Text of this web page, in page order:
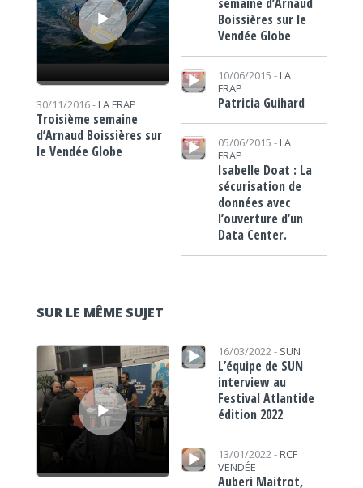
30/11/2016 - LA FRAP
Troisième semaine
d’Arnaud Boissières sur
le Vendée Globe
Boissières sur le
Vendée Globe
Lecteur audio
10/06/2015 - LA
FRAP
Patricia Guihard
Lecteur audio
05/06/2015 - LA
FRAP
Isabelle Doat : La
sécurisation de
données avec
l’ouverture d’un
Data Center.
SUR LE MÊME SUJET
Lecteur audio
Lecteur audio 16/03/2022 - SUN
L’équipe de SUN
interview au
Festival Atlantide
édition 2022
Lecteur audio
13/01/2022 - RCF
VENDÉE
Auberi Maitrot,